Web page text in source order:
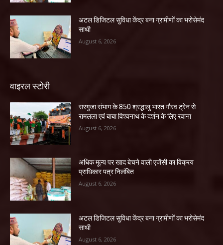
अटल डिजिटल सुविधा केंद्र बना ग्रामीणों का भरोसेमंद
साथी
August 6, 2026
वाइरल स्टोरी
सरगुजा संभाग के 850 श्रद्धालु भारत गौरव ट्रेन से
रामलला एवं बाबा विश्वनाथ के दर्शन के लिए रवाना
August 6, 2026
अधिक मूल्य पर खाद बेचने वाली एजेंसी का विक्रय
प्राधिकार पत्र निलंबित
August 6, 2026
अटल डिजिटल सुविधा केंद्र बना ग्रामीणों का भरोसेमंद
साथी
August 6, 2026